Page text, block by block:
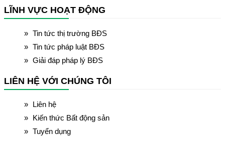
LĨNH VỰC HOẠT ĐỘNG
Tin tức thị trường BĐS
Tin tức pháp luật BĐS
Giải đáp pháp lý BĐS
LIÊN HỆ VỚI CHÚNG TÔI
Liên hệ
Kiến thức Bất động sản
Tuyển dụng